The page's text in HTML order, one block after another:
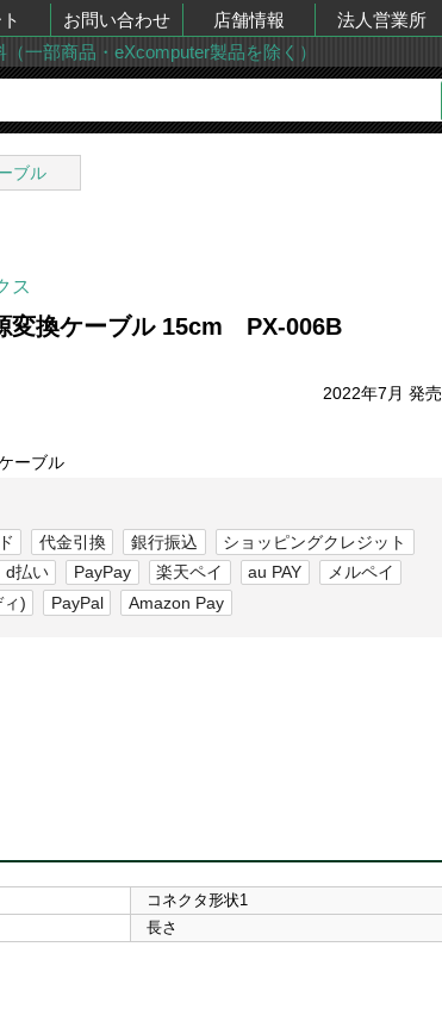
お問い合わせ 店舗情報 法人営業所
一部商品・eXcomputer製品を除く）
ブル
ス
変換ケーブル 15cm PX-006B
2022年7月 発売
ーブル
代金引換 銀行振込
ショッピングクレジット
d払い PayPay 楽天ペイ au PAY
メルペイ
)
PayPal Amazon Pay
コネクタ形状1
長さ